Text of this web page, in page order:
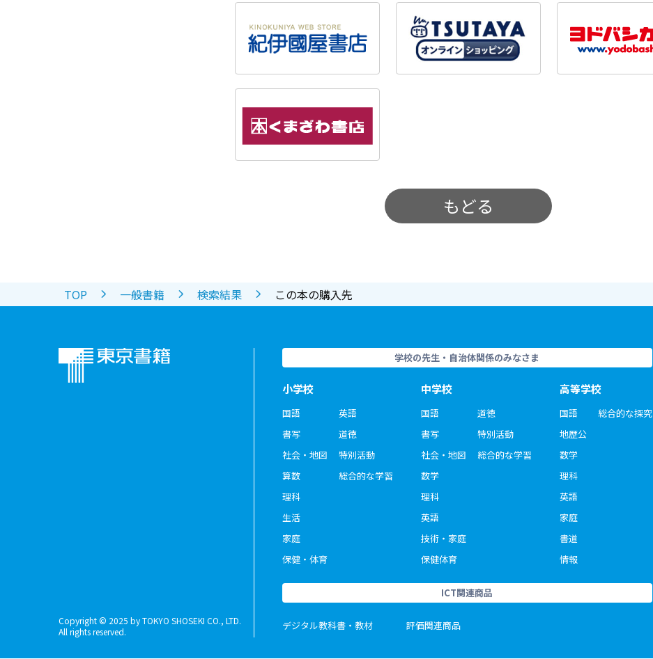
もどる
TOP 一般書籍 検索結果 この本の購入先
Copyright © 2025 by TOKYO SHOSEKI CO., LTD.
All rights reserved.
学校の先生・自治体関係のみなさま
小学校
国語
書写
社会・地図
算数
理科
生活
家庭
保健・体育
英語
道徳
特別活動
総合的な学習
中学校
国語
書写
社会・地図
数学
理科
英語
技術・家庭
保健体育
道徳
特別活動
総合的な学習
高等学校
国語
地歴公
数学
理科
英語
家庭
書道
情報
総合的な探究
ICT関連商品
デジタル教科書・教材 評価関連商品